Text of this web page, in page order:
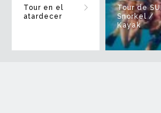
Tour en el
atardecer
Tour de
Snorkel /
Kayak